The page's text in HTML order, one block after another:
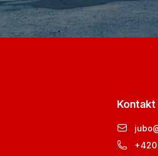
Kontakt
jubo
+420